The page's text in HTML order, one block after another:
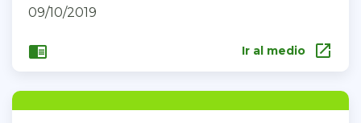
09/10/2019
chrome_reader_mode Ir al medio open_in_new